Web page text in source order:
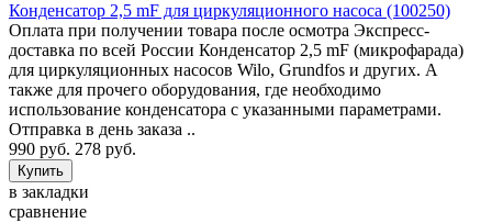
Конденсатор 2,5 mF для циркуляционного насоса (100250)
Оплата при получении товара после осмотра Экспресс-
доставка по всей России Конденсатор 2,5 mF (микрофарада)
для циркуляционных насосов Wilo, Grundfos и других. А
также для прочего оборудования, где необходимо
использование конденсатора с указанными параметрами.
Отправка в день заказа ..
990 руб. 278 руб.
в закладки
сравнение